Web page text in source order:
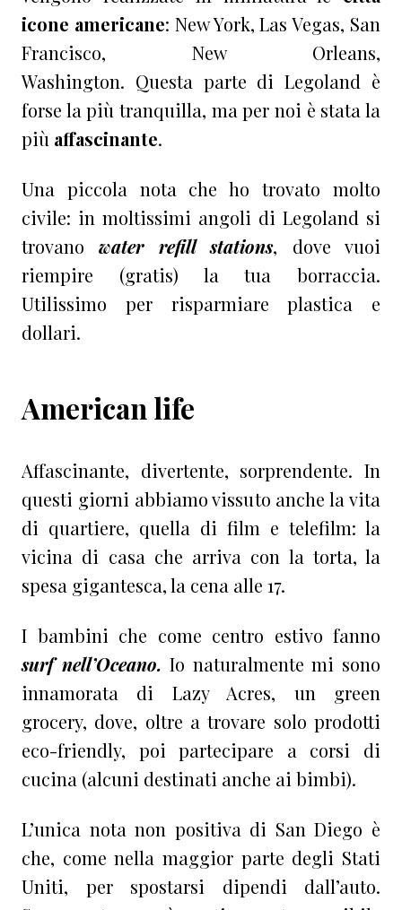
icone americane: New York, Las Vegas, San
Francisco, New Orleans,
Washington. Questa parte di Legoland è
forse la più tranquilla, ma per noi è stata la
più affascinante.
Una piccola nota che ho trovato molto
civile: in moltissimi angoli di Legoland si
trovanowater refill stations, dove vuoi
riempire (gratis) la tua borraccia.
Utilissimo per risparmiare plastica e
dollari.
American life
Affascinante, divertente, sorprendente. In
questi giorni abbiamo vissuto anche la vita
di quartiere, quella di film e telefilm: la
vicina di casa che arriva con la torta, la
spesa gigantesca, la cena alle 17.
I bambini che come centro estivo fanno
surf nell’Oceano.Io naturalmente mi sono
innamorata di Lazy Acres, un green
grocery, dove, oltre a trovare solo prodotti
eco-friendly, poi partecipare a corsi di
cucina (alcuni destinati anche ai bimbi).
L’unica nota non positiva di San Diego è
che, come nella maggior parte degli Stati
Uniti, per spostarsi dipendi dall’auto.